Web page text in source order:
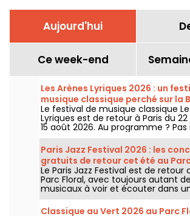
Aujourd'hui
Ce week-end
Les Arènes Lyriques 2026 : un
musique classique perché sur la
Montmartre
Le festival de musique classique
Lyriques est de retour à Paris du
15 août 2026. Au programme ?
16 concerts donnés au sein des
Montmartre, un cadre idyllique
les grands classiques.
Paris Jazz Festival 2026 : les
gratuits de retour cet été au
programme
Le Paris Jazz Festival est de retour
Parc Floral, avec toujours autant
musicaux à voir et écouter dans
bucolique. Voici le programme
gratuits à découvrir du 24 juin au 6
Classique au Vert 2026 au Parc